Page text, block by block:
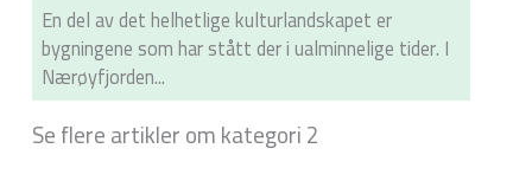
En del av det helhetlige kulturlandskapet er
bygningene som har stått der i ualminnelige tider. I
Nærøyfjorden...
Se flere artikler om kategori 2